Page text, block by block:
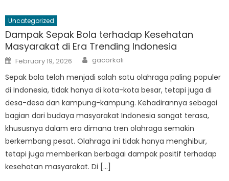
Uncategorized
Dampak Sepak Bola terhadap Kesehatan
Masyarakat di Era Trending Indonesia
Posted
on
February 19, 2026 Author
gacorkali
Sepak bola telah menjadi salah satu olahraga paling populer
di Indonesia, tidak hanya di kota-kota besar, tetapi juga di
desa-desa dan kampung-kampung. Kehadirannya sebagai
bagian dari budaya masyarakat Indonesia sangat terasa,
khususnya dalam era dimana tren olahraga semakin
berkembang pesat. Olahraga ini tidak hanya menghibur,
tetapi juga memberikan berbagai dampak positif terhadap
kesehatan masyarakat. Di […]